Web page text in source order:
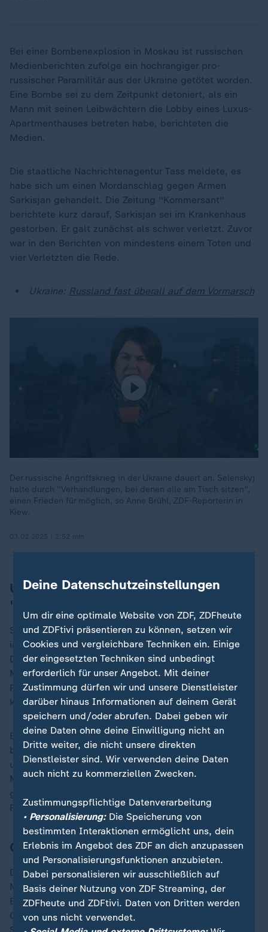
Bei einer Bombenexplosion in Moskau ist russischen
Medienberichten zufolge ein hochrangiger pro-
russischer Paramilitär aus der Ukraine getötet worden.
Eine Bombe sei zu dem Zeitpunkt detoniert, als ein
Mann mit seinen Leibwächtern die Lobby eines Luxus-
Apartmenthauses betreten habe, berichteten die
Medien.
Die staatliche Nachrichtenagentur Tass meldete, es
habe sich um einen Mordanschlag gegen Armen
Sarkisjan gehandelt. Die Zeitung "Kommersant"
berichtete kurz darauf, Sarkisjan sei im Krankenhaus
gestorben. Er galt zunächst als schwer verletzt. Zuvor
war in den Berichten von mindestens einem Toten und
vier Verletzten die Rede.
Ukraine: Russland fast überall auf dem Vormarsch
Der russische Angriffskrieg in der Ukraine dauert an. Selenskyj
halte durch "Verhandlungen, bei denen alle am Tisch sitzen",
einen Frieden für möglich, so Anne Brühl, ZDF-Reporterin in
Kiew.
Ukrainischer Geheimdienst: Sarkisjan
"Verbrecherboss"
Sarkisjan wird von derUkraine vorgeworfen,Russland
in der ostukrainischen Region Donezk zu unterstützen.
Der ukrainische Geheimdienst SBU beschrieb den
Mann im Dezember als "Verbrecherboss" in der
Region, die seit 2014 in weiten Teilen von Moskau
kontrolliert wird.
Er stehe offiziell unter Verdacht, "illegalen
bewaffneten Gruppen" anzugehören und diese zu
unterstützen. So soll er eine pro-russische
Militärformation aus einheimischen Sträflingen
gebildet und den Kauf von Vorräten für die
Fronteinheiten organisiert haben.
Große Schäden in Lobby des Gebäudes
Das Apartmenthaus in Moskau liegt am Ufer der
Moskwa rund zwölf Kilometer vom Kreml entfernt.
Baza, ein Telegram-Kanal mit Kontakten zu Russlands
Geheimdiensten, veröffentlichte ein Video, das große
Deine Datenschutzeinstellungen
Um dir eine optimale Website von ZDF, ZDFheute
und ZDFtivi präsentieren zu können, setzen wir
Cookies und vergleichbare Techniken ein. Einige
der eingesetzten Techniken sind unbedingt
erforderlich für unser Angebot. Mit deiner
Zustimmung dürfen wir und unsere Dienstleister
darüber hinaus Informationen auf deinem Gerät
speichern und/oder abrufen. Dabei geben wir
deine Daten ohne deine Einwilligung nicht an
Dritte weiter, die nicht unsere direkten
Dienstleister sind. Wir verwenden deine Daten
auch nicht zu kommerziellen Zwecken.
Zustimmungspflichtige Datenverarbeitung
• Personalisierung:Die Speicherung von
bestimmten Interaktionen ermöglicht uns, dein
Erlebnis im Angebot des ZDF an dich anzupassen
und Personalisierungsfunktionen anzubieten.
Dabei personalisieren wir ausschließlich auf
Basis deiner Nutzung von ZDF Streaming, der
ZDFheute und ZDFtivi. Daten von Dritten werden
von uns nicht verwendet.